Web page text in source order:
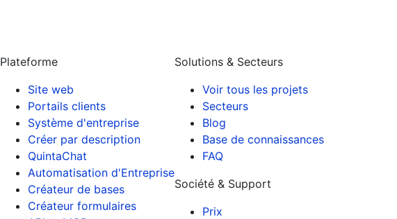
Plateforme
Site web
Portails clients
Système d'entreprise
Créer par description
QuintaChat
Automatisation d'Entreprise
Créateur de bases
Créateur formulaires
Solutions & Secteurs
Voir tous les projets
Secteurs
Blog
Base de connaissances
FAQ
Société & Support
Prix